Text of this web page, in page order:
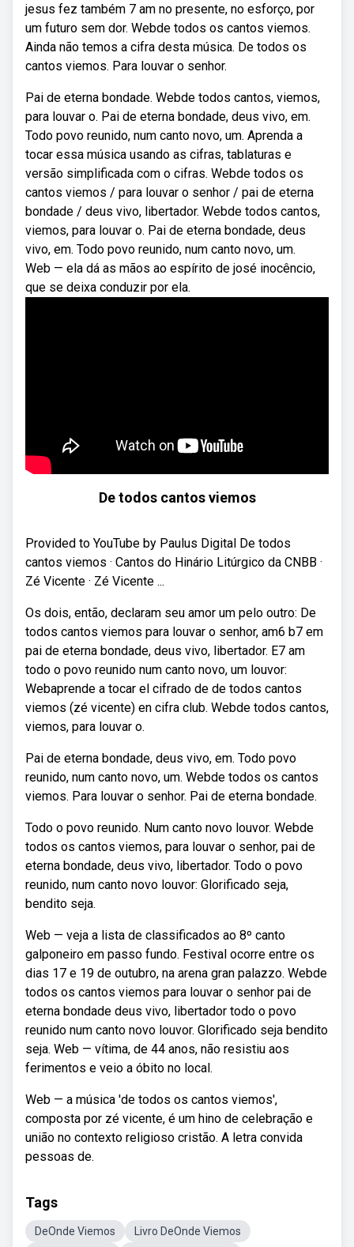
jesus fez também 7 am no presente, no esforço, por
um futuro sem dor. Webde todos os cantos viemos.
Ainda não temos a cifra desta música. De todos os
cantos viemos. Para louvar o senhor.
Pai de eterna bondade. Webde todos cantos, viemos,
para louvar o. Pai de eterna bondade, deus vivo, em.
Todo povo reunido, num canto novo, um. Aprenda a
tocar essa música usando as cifras, tablaturas e
versão simplificada com o cifras. Webde todos os
cantos viemos / para louvar o senhor / pai de eterna
bondade / deus vivo, libertador. Webde todos cantos,
viemos, para louvar o. Pai de eterna bondade, deus
vivo, em. Todo povo reunido, num canto novo, um.
Web — ela dá as mãos ao espírito de josé inocêncio,
que se deixa conduzir por ela.
De todos cantos viemos
Provided to YouTube by Paulus Digital De todos
cantos viemos · Cantos do Hinário Litúrgico da CNBB ·
Zé Vicente · Zé Vicente ...
Os dois, então, declaram seu amor um pelo outro: De
todos cantos viemos para louvar o senhor, am6 b7 em
pai de eterna bondade, deus vivo, libertador. E7 am
todo o povo reunido num canto novo, um louvor:
Webaprende a tocar el cifrado de de todos cantos
viemos (zé vicente) en cifra club. Webde todos cantos,
viemos, para louvar o.
Pai de eterna bondade, deus vivo, em. Todo povo
reunido, num canto novo, um. Webde todos os cantos
viemos. Para louvar o senhor. Pai de eterna bondade.
Todo o povo reunido. Num canto novo louvor. Webde
todos os cantos viemos, para louvar o senhor, pai de
eterna bondade, deus vivo, libertador. Todo o povo
reunido, num canto novo louvor: Glorificado seja,
bendito seja.
Web — veja a lista de classificados ao 8º canto
galponeiro em passo fundo. Festival ocorre entre os
dias 17 e 19 de outubro, na arena gran palazzo. Webde
todos os cantos viemos para louvar o senhor pai de
eterna bondade deus vivo, libertador todo o povo
reunido num canto novo louvor. Glorificado seja bendito
seja. Web — vítima, de 44 anos, não resistiu aos
ferimentos e veio a óbito no local.
Web — a música 'de todos os cantos viemos',
composta por zé vicente, é um hino de celebração e
união no contexto religioso cristão. A letra convida
pessoas de.
Tags
DeOnde Viemos Livro DeOnde Viemos